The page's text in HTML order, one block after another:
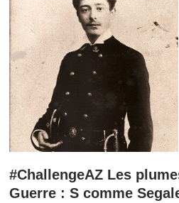
#ChallengeAZ Les
Guerre : S comme